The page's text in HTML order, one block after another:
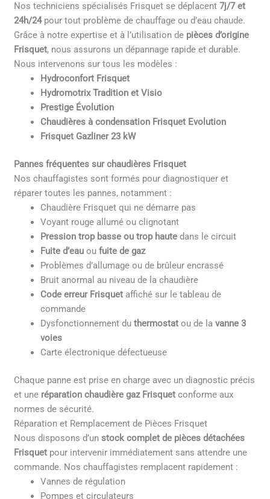
Nos techniciens spécialisés Frisquet se déplacent7j/7 et
24h/24pour tout problème de chauffage ou d’eau chaude.
Grâce à notre expertise et à l’utilisation de pièces d’origine
Frisquet, nous assurons un dépannage rapide et durable.
Nous intervenons sur tous les modèles :
Hydroconfort Frisquet
Hydromotrix Tradition et Visio
Prestige Évolution
Chaudières à condensation Frisquet Evolution
Frisquet Gazliner 23 kW
Pannes fréquentes sur chaudières Frisquet
Nos chauffagistes sont formés pour diagnostiquer et
réparer toutes les pannes, notamment :
Chaudière Frisquet qui ne démarre pas
Voyant rouge allumé ou clignotant
Pression trop basse ou trop haute dans le circuit
Fuite d’eau oufuite de gaz
Problèmes d’allumage ou de brûleur encrassé
Bruit anormal au niveau de la chaudière
Code erreur Frisquet affiché sur le tableau de
commande
Dysfonctionnement duthermostat ou de lavanne 3
voies
Carte électronique défectueuse
Chaque panne est prise en charge avec un diagnostic précis
et une réparation chaudière gaz Frisquet conforme aux
normes de sécurité.
Réparation et Remplacement de Pièces Frisquet
Nous disposons d’unstock complet de pièces détachées
Frisquet pour intervenir immédiatement sans attendre une
commande. Nos chauffagistes remplacent rapidement :
Vannes de régulation
Pompes et circulateurs